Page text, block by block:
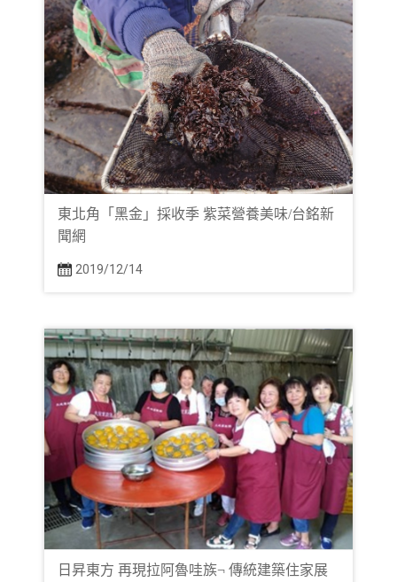
東北角「黑金」採收季 紫菜營養美味/台銘新
聞網
2019/12/14
日昇東方 再現拉阿魯哇族¬ 傳統建築住家展